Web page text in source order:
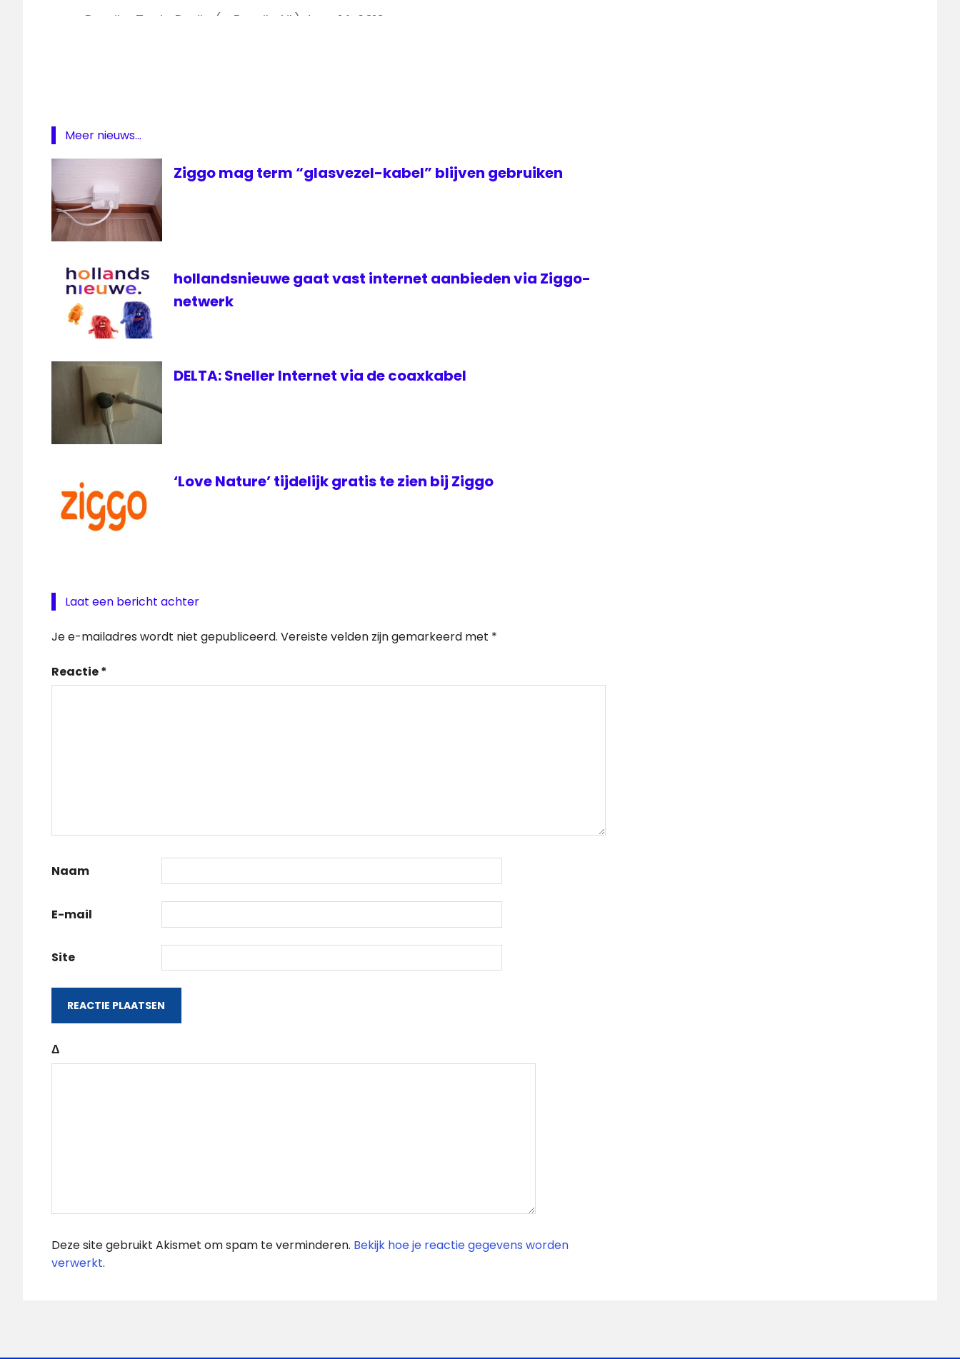
— Paprika Tasty Radio (@PaprikaNL) June 14, 2016
Radio
Meer nieuws...
Ziggo mag term “glasvezel-kabel” blijven gebruiken
hollandsnieuwe gaat vast internet aanbieden via Ziggo-
netwerk
DELTA: Sneller Internet via de coaxkabel
‘Love Nature’ tijdelijk gratis te zien bij Ziggo
Laat een bericht achter
Je e-mailadres wordt niet gepubliceerd. Vereiste velden zijn gemarkeerd met *
Reactie*
Naam
E-mail
Site
Δ
Deze site gebruikt Akismet om spam te verminderen. Bekijk hoe je reactie gegevens worden
verwerkt.